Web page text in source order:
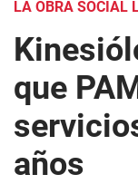
LA OBRA SOCIAL
que
años